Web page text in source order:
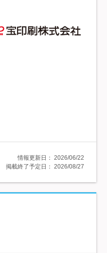
情報更新日： 2026/06/22
掲載終了予定日： 2026/08/27